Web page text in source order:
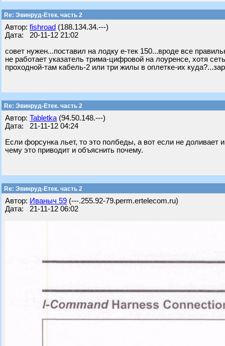
Re: Эвинруд-Етек. часть 2
Автор: fishroad (188.134.34.---)
Дата: 20-11-12 21:02
совет нужен...поставил на лодку е-тек 150...вроде все
не работает указатель трима-цифровой на лоуренсе, хотя
проходной-там кабель-2 или три жилы в оплетке-их
Re: Эвинруд-Етек. часть 2
Автор: Tabletka (94.50.148.---)
Дата: 21-11-12 04:24
Если форсунка льет, то это полбеды, а вот если не доливает
чему это приводит и объяснить почему.
Re: Эвинруд-Етек. часть 2
Автор: Ивaныч 59 (---.255.92-79.perm.ertelecom.ru)
Дата: 21-11-12 06:02